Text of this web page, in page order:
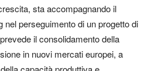
sta accompagnando il
nel perseguimento di un progetto di
il consolidamento della
in nuovi mercati europei, a